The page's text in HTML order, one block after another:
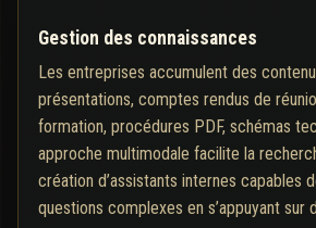
Gestion des connaissances
Les entreprises accumulent des
présentations, comptes rendus de
formation, procédures PDF, schémas
approche multimodale facilite la
création d’assistants internes capables
questions complexes en s’appuyant sur